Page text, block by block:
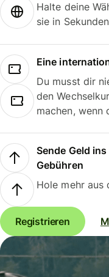
Halte deine
sie in
Eine
Du musst dir
den
machen, wenn
Sende Geld
Gebühren
Hole mehr aus
Registrieren